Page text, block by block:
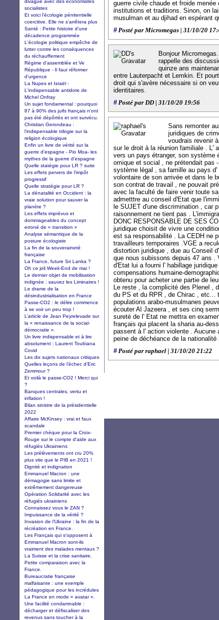
guerre civile chaude et froide
institutions et traditions. Sinon, on
musulman et au djihad en espérant
#Posté par Micromegas | 31/10/20
Bonjour
rappelle des
quinze ans
entre Lauterpacht et Lemkin. Et
droit qui s'avère nécessaire si on
identitaires.
#Posté par DD | 31/10/20 19:56
Sans remonter
juridiques de
voudrais revenir
sur le droit à la réunion familiale . L'
vers un pays étranger, son système
omique et social , ne prétendait pas
système légal , sa famille au pays
volontaire de son arrivée et dans le
son contrat de travail , ne pouvait
avec la faculté de faire venir toute
admetttre au conseil d'Etat que
le SUJET d'une discrimination , car
raisonnement ne tient pas .
DONC RESPONSABLE DE SES
juridique choisit de vivre une
est sa responsabilité . La CEDH ne
travailleurs temporaires .VGE a
distortion juridique , due au Conseil
que nous subissons depuis 47 ans
d'Etat lui a fourni l' habillage
compensations humaine-
obtenu pour acheter une partie de
Le reste , la complicité des Plenel ,
du PS et du RPR , de Chirac , etc...
populations arabo-musulmanes
écouter Al Jazeera , et ses cinq
sureté de l' Etat ne mettra en
français qui placent la sharia au-
passent à l' action violente . Aucune
peine de déchéance de la
#Posté par raphael | 31/10/20 21:22
socialistes
Et voici l’écologie pénitentielle
coercitive. Elle ne s’arrêtera plus
Santé : Petite histoire d’une
décadence programmée
L'écologie politique empêche de
lutter contre les conséquences
du réchauffement
Régime d’assemblée et Ve
République - Il faut réformer
d'urgence
La Nupes et Israël -
L'indispensable antidote de
Michel Onfray
Un sujet fondamental : pourquoi
87 à 90% des juifs français n'ont
pas été dépôrtés et ont survécu.
Christian Gerondeau :
l'indispensable trilogie sur la
religion écologique
Enfin un livre de vérité sur la
guerre d'espagne - Pio Moa- les
mythes de la guerre d'espagne
Quelle statégie pour LR ? suite
Les effets pervers de l’impôt
progressif
Quelle stratégie pour LR ?
La dénatalité en Occident : la
vraie solution pour sauver la
planète ?
Les effets imprévus et
dommageables du concept
erroné de « transition »
Analyse sémantique de la
posture écologiste
La fin de la souveraineté
française
La France, future Sri Lanka ?
Oh ce joli Week-End de mai !
Le dernier objet de mobilisation
indignée : sauvez les Liminaires !
Le drame de la
désindustrialisation en France
Passe-CO2 : le délire commence
à se voir un peu trop !
L’article de Jean Peyrelevade sur
la « renaissance de la social-
démocratie ».
Un livre indispensable et à lire
absolument : Laurent Toubiana
Covid
Les dix sujets nationaux critiques
Quelles leçons de l'échec d'Eric
Zemmour ?
Et voilà le passe-CO2 ! Merci qui
?
Banques centrales, vertu et
inflation !
Bilan sinistre de la présidentielle
2022
Affaire McKinsey : vrai et faux
scandale
Premier chèque pour la Croix-
Rouge sur le compte d'aide aux
réfugiés Ukrainiens
Les prélèvements ont cru 20%
plus vite que le PIB en 2021 !
Dignité et indignation
Emmanuel Macron : une
démagogie sans limite et
extrêmement dangereuse
Opération Solidarité avec les
réfugiés ukrainiens
Connaissez vous le ZAN ?
Impuissance de la vérité ?
Invasion de l’Ukraine : la fin de la
récréation en France.
Les Français qui s'opposent à
Emmanuel Macron sont-ils
vraiment des malades mentaux ?
La Suisse et la crise sanitaire.
Petite comparaison avec la
France.
Bureaucratie française
malfaisante : une exemple
pédagogique pour les incrédules
La France en mode « avatar ».
Une facilité condamnable :
décharger et défiscaliser des
revenus sans toucher à la